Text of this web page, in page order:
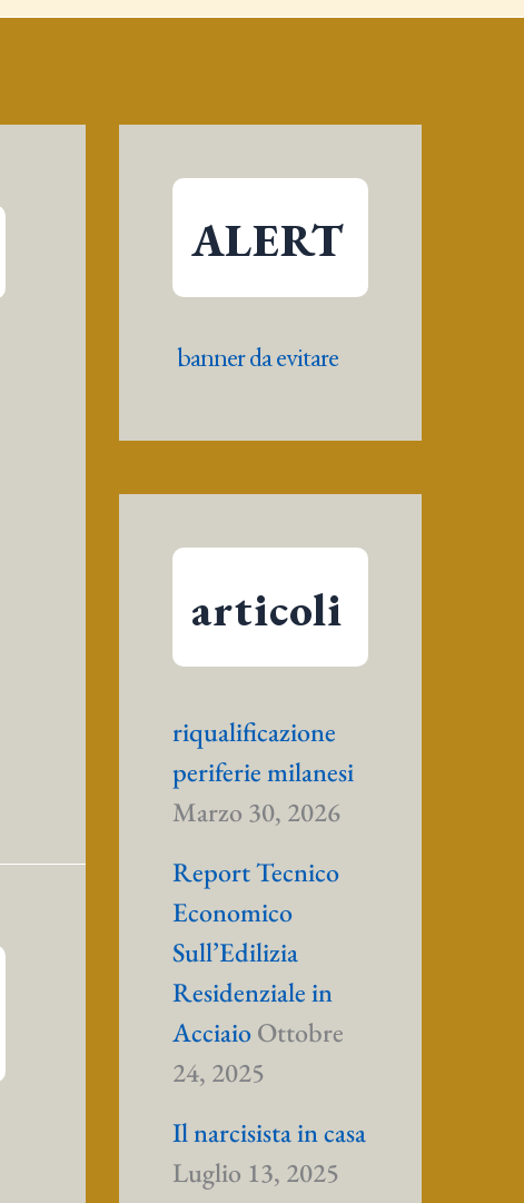
ALERT
banner da evitare
articoli
riqualificazione
periferie milanesi
Marzo 30, 2026
Report Tecnico
Economico
Sull’Edilizia
Residenziale in
AcciaioOttobre
24, 2025
Il narcisista in casa
Luglio 13, 2025